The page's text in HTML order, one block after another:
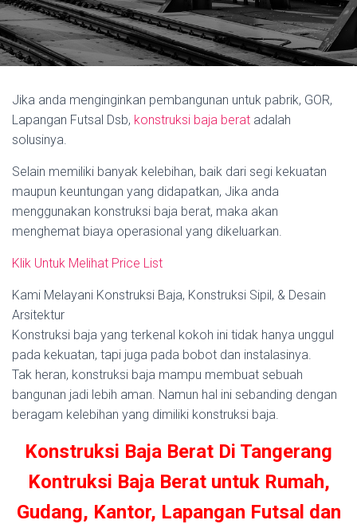
Jika anda menginginkan pembangunan untuk pabrik, GOR,
Lapangan Futsal Dsb, konstruksi baja berat adalah
solusinya.
Selain memiliki banyak kelebihan, baik dari segi kekuatan
maupun keuntungan yang didapatkan, Jika anda
menggunakan konstruksi baja berat, maka akan
menghemat biaya operasional yang dikeluarkan.
Klik Untuk Melihat Price List
Kami Melayani Konstruksi Baja, Konstruksi Sipil, & Desain
Arsitektur
Konstruksi baja yang terkenal kokoh ini tidak hanya unggul
pada kekuatan, tapi juga pada bobot dan instalasinya.
Tak heran, konstruksi baja mampu membuat sebuah
bangunan jadi lebih aman. Namun hal ini sebanding dengan
beragam kelebihan yang dimiliki konstruksi baja.
Konstruksi Baja Berat Di Tangerang
Kontruksi Baja Berat untuk Rumah,
Gudang, Kantor, Lapangan Futsal dan